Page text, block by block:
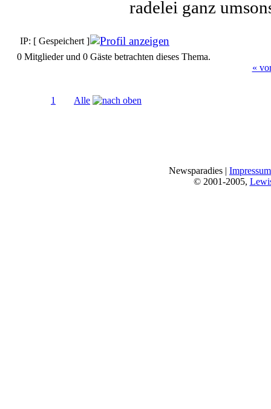
radelei ganz
IP: [ Gespeichert ]
0 Mitglieder und 0 Gäste betrachten dieses Thema.
«
1 Alle
Newsparadies | Impressum
© 2001-2005,